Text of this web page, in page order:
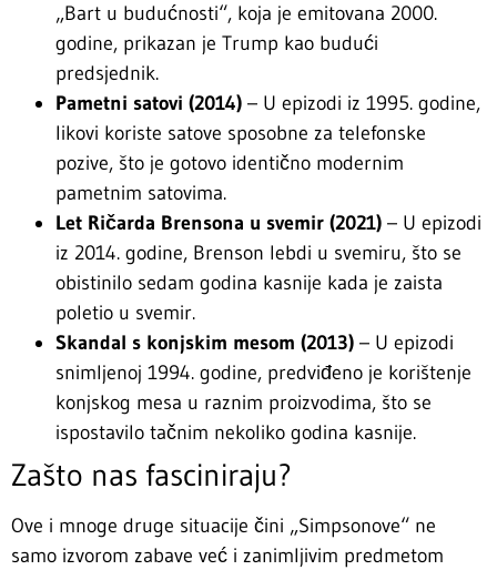
„Bart u budućnosti“, koja je emitovana 2000.
godine, prikazan je Trump kao budući
predsjednik.
Pametni satovi (2014) – U epizodi iz 1995. godine,
likovi koriste satove sposobne za telefonske
pozive, što je gotovo identično modernim
pametnim satovima.
Let Ričarda Brensona u svemir (2021) – U epizodi
iz 2014. godine, Brenson lebdi u svemiru, što se
obistinilo sedam godina kasnije kada je zaista
poletio u svemir.
Skandal s konjskim mesom (2013) – U epizodi
snimljenoj 1994. godine, predviđeno je korištenje
konjskog mesa u raznim proizvodima, što se
ispostavilo tačnim nekoliko godina kasnije.
Zašto nas fasciniraju?
Ove i mnoge druge situacije čini „Simpsonove“ ne
samo izvorom zabave već i zanimljivim predmetom